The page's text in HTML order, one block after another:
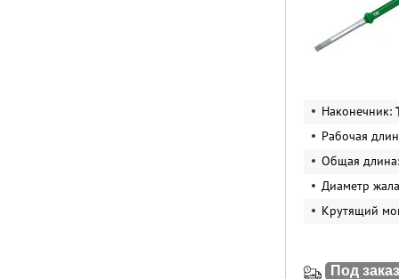
Наконечник:
Рабочая
Общая
Диаметр
Крутящий
Под заказ